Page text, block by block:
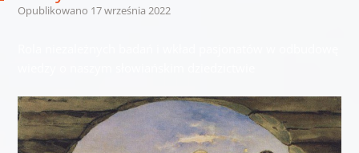
Opublikowano 17 września 2022